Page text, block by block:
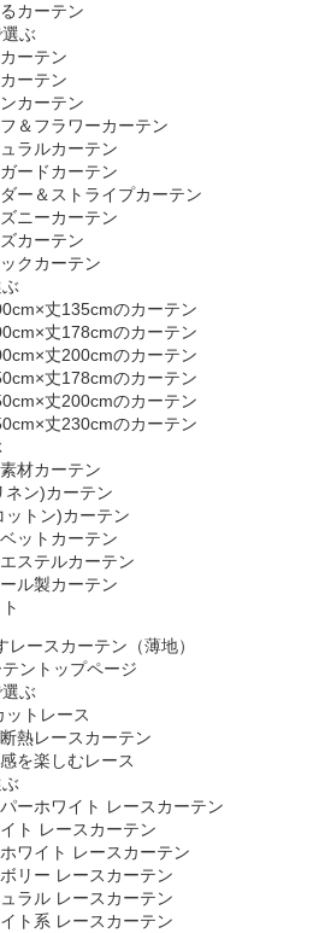
カーテン
ぶ
ーテン
ーテン
カーテン
＆フラワーカーテン
ラルカーテン
ードカーテン
ー＆ストライプカーテン
ニーカーテン
カーテン
クカーテン
丈135cmのカーテン
丈178cmのカーテン
丈200cmのカーテン
丈178cmのカーテン
丈200cmのカーテン
丈230cmのカーテン
材カーテン
ネン)カーテン
ットン)カーテン
ットカーテン
ステルカーテン
ル製カーテン
レースカーテン（薄地）
ントップページ
ぶ
ットレース
熱レースカーテン
を楽しむレース
ーホワイト レースカーテン
ト レースカーテン
ワイト レースカーテン
リー レースカーテン
ラル レースカーテン
ト系 レースカーテン